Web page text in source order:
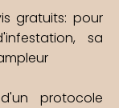
gratuits: pour
sa
protocole